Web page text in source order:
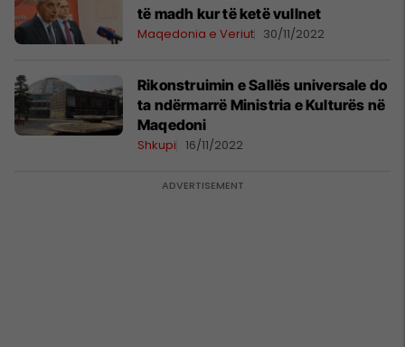
të madh kur të ketë vullnet
Maqedonia e Veriut 30/11/2022
Rikonstruimin e Sallës universale do
ta ndërmarrë Ministria e Kulturës në
Maqedoni
Shkupi 16/11/2022